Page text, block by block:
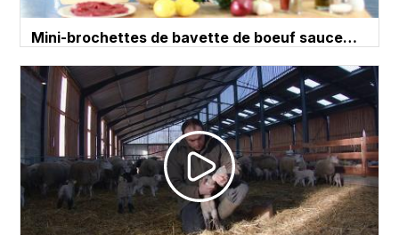
Mini-brochettes de bavette de boeuf sauce…